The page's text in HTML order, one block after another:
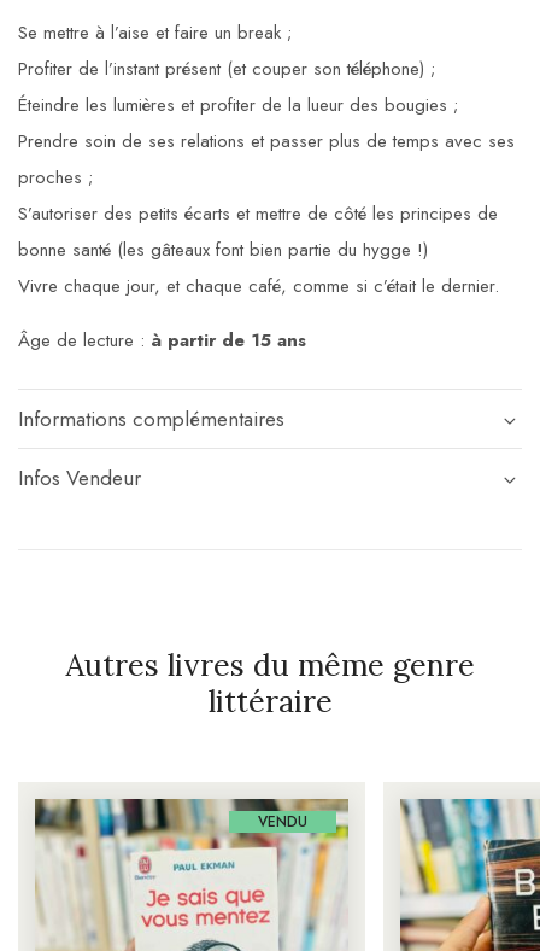
Se mettre à l’aise et faire un break ;
Profiter de l’instant présent (et couper son téléphone) ;
Éteindre les lumières et profiter de la lueur des bougies ;
Prendre soin de ses relations et passer plus de temps avec ses
proches ;
S’autoriser des petits écarts et mettre de côté les principes de
bonne santé (les gâteaux font bien partie du hygge !)
Vivre chaque jour, et chaque café, comme si c’était le dernier.
Âge de lecture : à partir de 15 ans
Informations complémentaires
Infos Vendeur
Autres livres du même genre
littéraire
VENDU